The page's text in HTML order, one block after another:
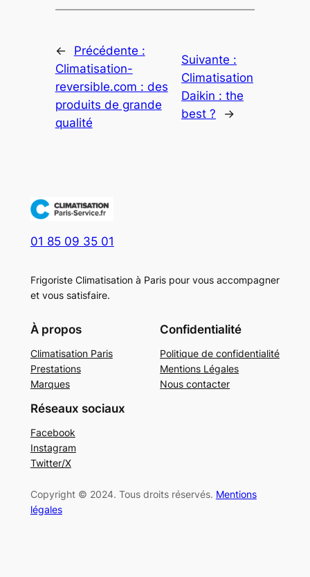
←
Précédente :
Climatisation-
reversible.com : des
produits de grande
qualité
Suivante :
Climatisation
Daikin : the
best ?
→
01 85 09 35 01
Frigoriste Climatisation à Paris pour vous accompagner
et vous satisfaire.
À propos
Climatisation Paris
Prestations
Marques
Confidentialité
Politique de confidentialité
Mentions Légales
Nous contacter
Réseaux sociaux
Facebook
Instagram
Twitter/X
Copyright © 2024. Tous droits réservés. Mentions
légales